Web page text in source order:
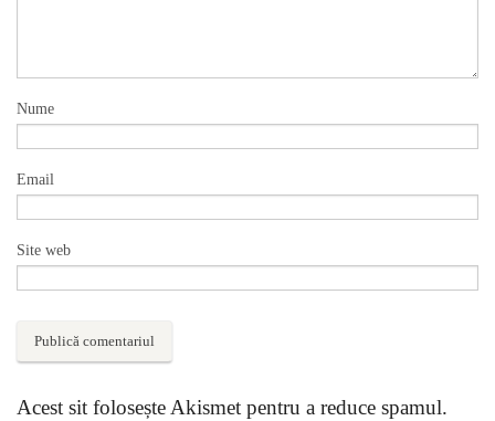
Nume
Email
Site web
Acest sit folosește Akismet pentru a reduce spamul.